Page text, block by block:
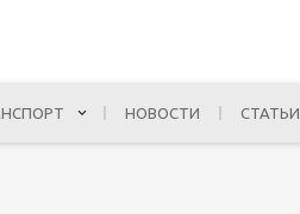
НОВОСТИ СТАТЬИ